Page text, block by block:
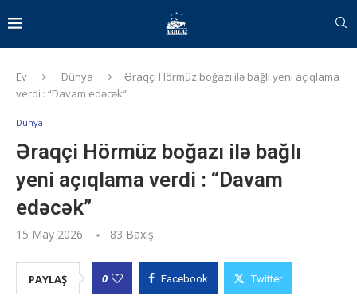
Ev Dünya
Əraqçi Hörmüz boğazı ilə bağlı yeni açıqlama
verdi : “Davam edəcək”
Dünya
Əraqçi Hörmüz boğazı ilə bağlı
yeni açıqlama verdi : “Davam
edəcək”
15 May 2026 83 Baxış
PAYLAŞ 0 Facebook Twitter